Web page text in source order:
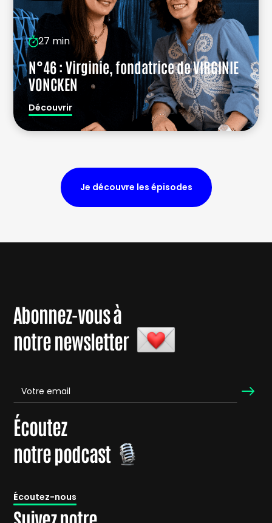
27 min
N°46 : Virginie, fondatrice de VIRGINIE
VONCKEN
Découvrir
Je découvre les épisodes
Abonnez-vous à
notre newsletter
Écoutez
notre podcast
Écoutez-nous